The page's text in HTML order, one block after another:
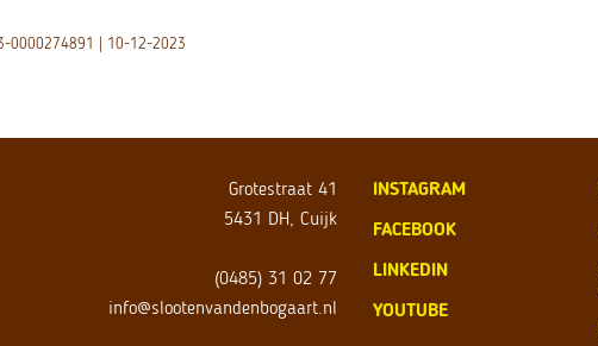
0000274891 | 10-12-2023
Grotestraat 41
5431 DH, Cuijk
(0485) 31 02 77
info@slootenvandenbogaart.nl
INSTAGRAM
FACEBOOK
LINKEDIN
YOUTUBE